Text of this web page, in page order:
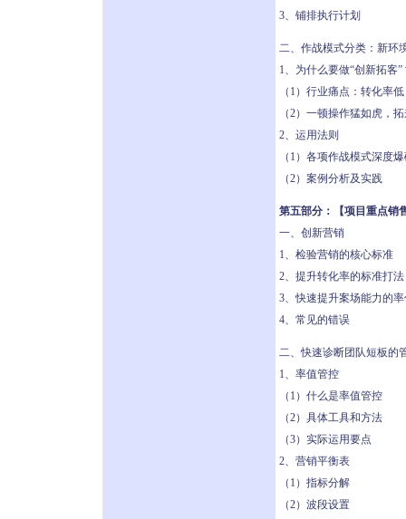
3、铺排执行计划
二、作战模式分类：新环
1、为什么要做“创新拓客”
（1）行业痛点：转化率
（2）一顿操作猛如虎，
2、运用法则
（1）各项作战模式深度
（2）案例分析及实践
第五部分：【项目重点销
一、创新营销
1、检验营销的核心标准
2、提升转化率的标准打法
3、快速提升案场能力的
4、常见的错误
二、快速诊断团队短板的
1、率值管控
（1）什么是率值管控
（2）具体工具和方法
（3）实际运用要点
2、营销平衡表
（1）指标分解
（2）波段设置